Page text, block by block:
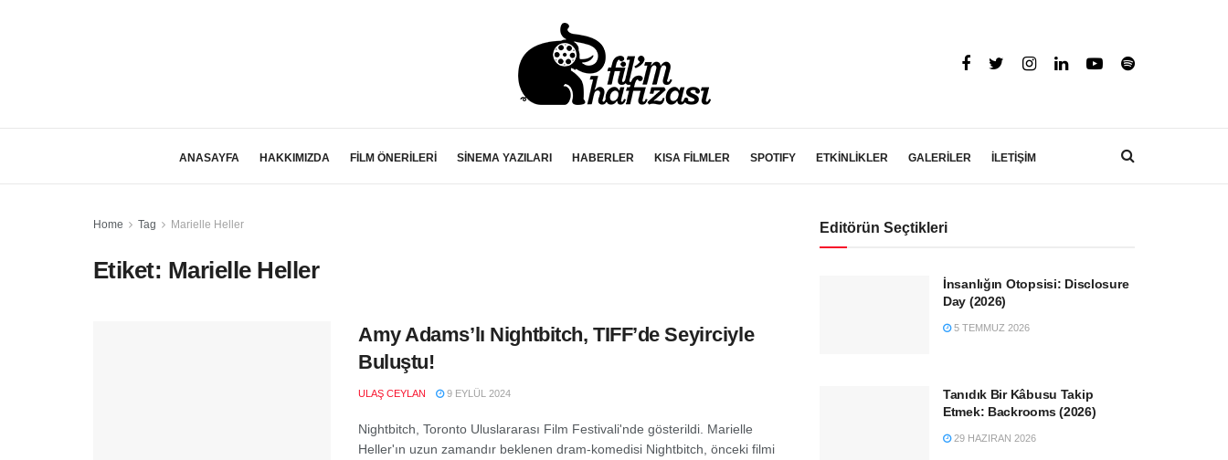
ANASAYFA HAKKIMIZDA FİLM ÖNERİLERİ SİNEMA YAZILARI HABERLER KISA FİLMLER SPOTIFY ETKİNLİKLER GALERİLER İLETİŞİM
Home Tag Marielle Heller
Etiket: Marielle Heller
Amy Adams’lı Nightbitch, TIFF’de Seyirciyle
Buluştu!
ULAŞ CEYLAN 9 EYLÜL 2024
Nightbitch, Toronto Uluslararası Film Festivali'nde gösterildi. Marielle
Heller'ın uzun zamandır beklenen dram-komedisi Nightbitch, önceki filmi
Editörün Seçtikleri
İnsanlığın Otopsisi: Disclosure
Day (2026)
5 TEMMUZ 2026
Tanıdık Bir Kâbusu Takip
Etmek: Backrooms (2026)
29 HAZIRAN 2026